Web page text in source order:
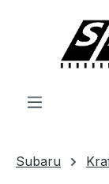
Subaru